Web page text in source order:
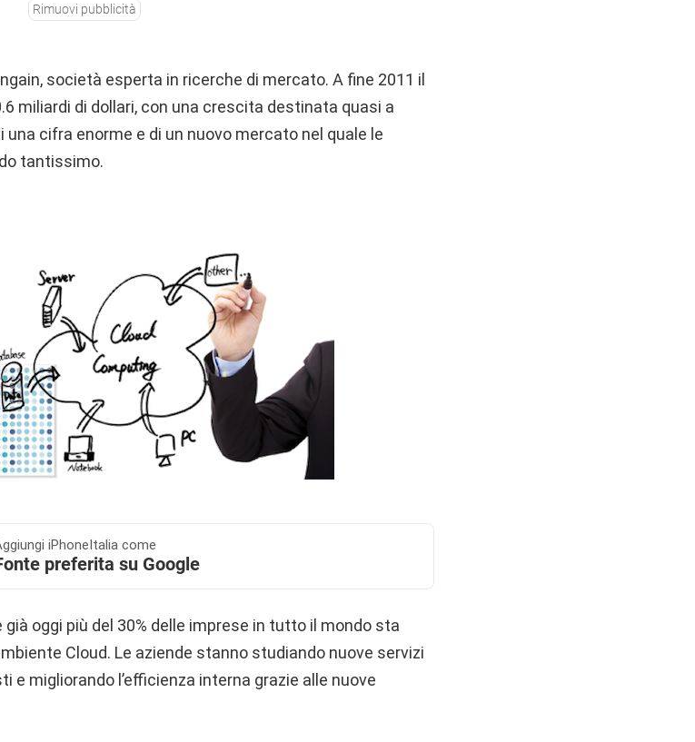
Rimuovi pubblicità
società esperta in ricerche di mercato. A fine 2011 il
miliardi di dollari, con una crescita destinata quasi a
cifra enorme e di un nuovo mercato nel quale le
tantissimo.
iPhoneItalia come
preferita su Google
oggi più del 30% delle imprese in tutto il mondo sta
Cloud. Le aziende stanno studiando nuove servizi
e migliorando l’efficienza interna grazie alle nuove